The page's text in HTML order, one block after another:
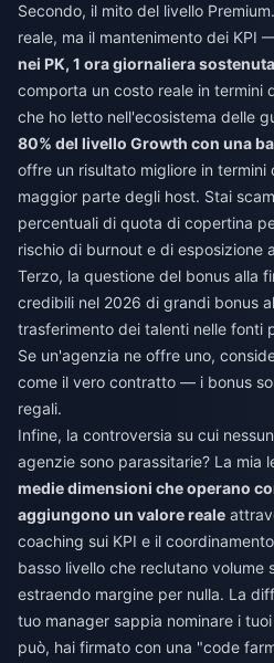
Secondo, il mito del livello
reale, ma il mantenimento dei KPI
nei PK, 1 ora giornaliera
comporta un costo reale in termini
che ho letto nell'ecosistema delle
80% del livello Growth con una
offre un risultato migliore in termini
maggior parte degli host. Stai
percentuali di quota di copertina
rischio di burnout e di esposizione
Terzo, la questione del bonus alla
credibili nel 2026 di grandi bonus
trasferimento dei talenti nelle fonti
Se un'agenzia ne offre uno,
come il vero contratto — i bonus
regali.
Infine, la controversia su cui
agenzie sono parassitarie? La mia
medie dimensioni che operano
aggiungono un valore reale
coaching sui KPI e il
basso livello che reclutano volume
estraendo margine per nulla. La
tuo manager sappia nominare i
può, hai firmato con una "code